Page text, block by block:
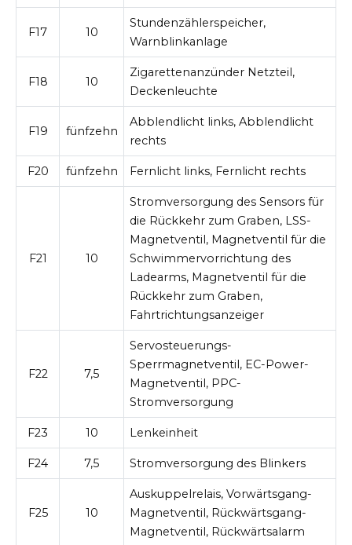
F17 10
Stundenzählerspeicher,
Warnblinkanlage
F18 10
Zigarettenanzünder Netzteil,
Deckenleuchte
F19 fünfzehn
Abblendlicht links, Abblendlicht
rechts
F20 fünfzehn Fernlicht links, Fernlicht rechts
F21 10
Stromversorgung des Sensors für
die Rückkehr zum Graben, LSS-
Magnetventil, Magnetventil für die
Schwimmervorrichtung des
Ladearms, Magnetventil für die
Rückkehr zum Graben,
Fahrtrichtungsanzeiger
F22 7,5
Servosteuerungs-
Sperrmagnetventil, EC-Power-
Magnetventil, PPC-
Stromversorgung
F23 10 Lenkeinheit
F24 7,5 Stromversorgung des Blinkers
F25 10
Auskuppelrelais, Vorwärtsgang-
Magnetventil, Rückwärtsgang-
Magnetventil, Rückwärtsalarm